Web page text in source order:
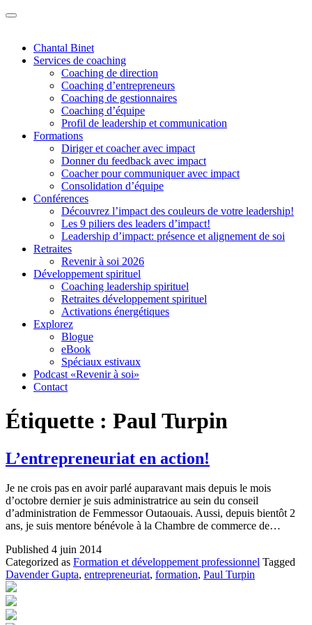
Chantal Binet
Services de coaching
Coaching de direction
Coaching d’entrepreneurs
Coaching de gestionnaires
Coaching d’équipe
Profil de leadership et communication
Formations
Diriger et coacher avec impact
Donner du feedback avec impact
Coacher pour communiquer avec impact
Consolidation d’équipe
Conférences
Découvrez l’impact des couleurs de votre leadership!
Les 9 piliers des leaders d’impact!
Leadership d’impact: présence et alignement de soi
Retraites
Revenir à soi 2026
Développement spirituel
Coaching leadership spirituel
Retraites développement spirituel
Activations énergétiques
Explorez
Blogue
eBook
Spéciaux estivaux
Podcast «Revenir à soi»
Contact
Étiquette : Paul Turpin
L’entrepreneuriat en action!
Je ne crois pas en avoir parlé auparavant mais depuis le mois
d’octobre dernier je suis administratrice au sein du conseil
d’administration de Femmessor Outaouais. Aussi, depuis bientôt 2
ans, je suis mentore bénévole à la Chambre de commerce de…
Published 4 juin 2014
Categorized as Formation et développement professionnel Tagged
Davender Gupta, entrepreneuriat, formation, Paul Turpin